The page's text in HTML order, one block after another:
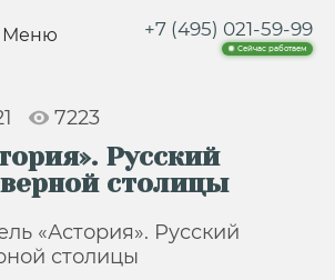
Меню +7 (495) 021-59-99
Сейчас работаем
7223
Русский
столицы
«Астория». Русский
столицы